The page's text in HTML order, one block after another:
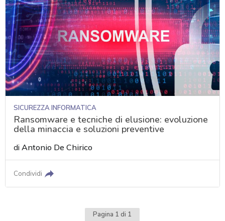
SICUREZZA INFORMATICA
Ransomware e tecniche di elusione: evoluzione
della minaccia e soluzioni preventive
diAntonio De Chirico
Condividi
Pagina 1 di 1